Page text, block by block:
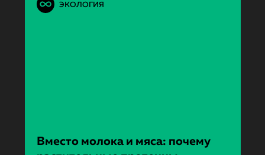
ЭКОЛОГИЯ
Вместо молока и мяса: почему